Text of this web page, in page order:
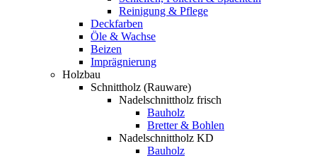
Reinigung & Pflege
Deckfarben
Öle & Wachse
Beizen
Imprägnierung
Holzbau
Schnittholz (Rauware)
Nadelschnittholz frisch
Bauholz
Bretter & Bohlen
Nadelschnittholz KD
Bauholz